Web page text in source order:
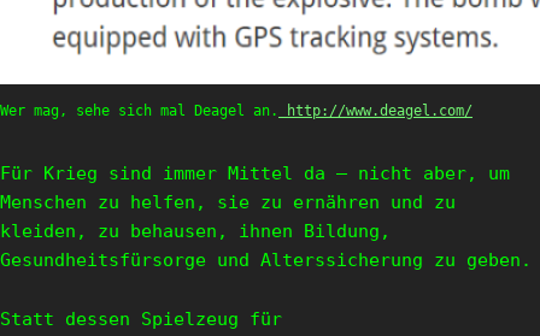
Wer mag, sehe sich mal Deagel an. http://www.deagel.com/
Für Krieg sind immer Mittel da – nicht aber, um
Menschen zu helfen, sie zu ernähren und zu
kleiden, zu behausen, ihnen Bildung,
Gesundheitsfürsorge und Alterssicherung zu geben.
Statt dessen Spielzeug für